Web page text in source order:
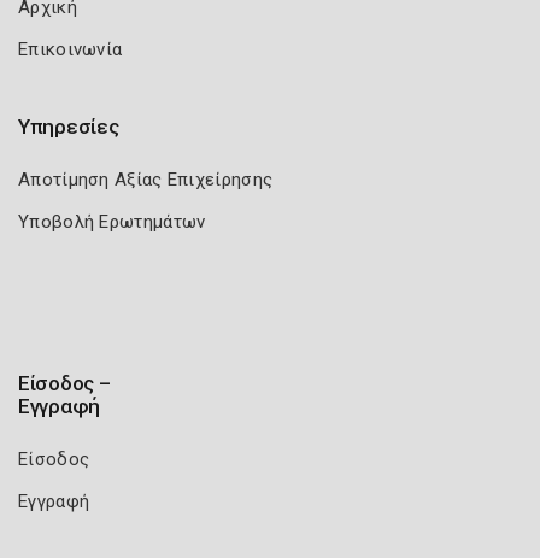
Αρχική
Επικοινωνία
Υπηρεσίες
Αποτίμηση Αξίας Επιχείρησης
Υποβολή Ερωτημάτων
Είσοδος –
Εγγραφή
Είσοδος
Εγγραφή